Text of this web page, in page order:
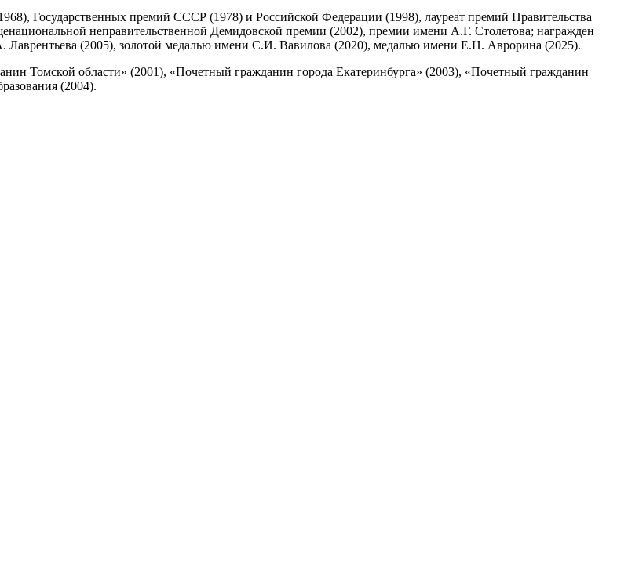
Государственных премий СССР (1978) и Российской Федерации (1998), лауреат премий Правительства
неправительственной Демидовской премии (2002), премии имени А.Г. Столетова; награжден
(2005), золотой медалью имени С.И. Вавилова (2020), медалью имени Е.Н. Аврорина (2025).
области» (2001), «Почетный гражданин города Екатеринбурга» (2003), «Почетный гражданин
(2004).